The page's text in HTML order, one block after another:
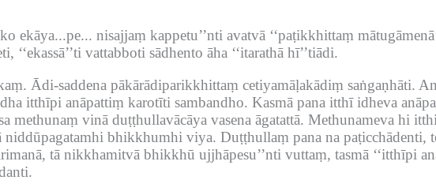
ekāya...pe... nisajjaṃ kappetu’’nti avatvā ‘‘paṭikkhittaṃ
vattabboti sādhento āha ‘‘itarathā hī’’tiādi.
Ādi-saddena pākārādiparikkhittaṃ cetiyamāḷakādiṃ saṅgaṇhāti.
itthīpi anāpattiṃ karotīti sambandho. Kasmā pana itthī idheva
methunaṃ vinā duṭṭhullavācāya vasena āgatattā. Methunameva hi
niddūpagatamhi bhikkhumhi viya. Duṭṭhullaṃ pana na paṭicchādenti,
tā nikkhamitvā bhikkhū ujjhāpesu’’nti vuttaṃ, tasmā ‘‘itthīpi